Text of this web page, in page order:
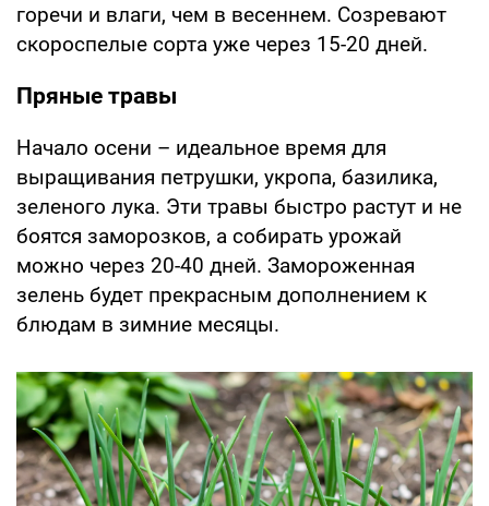
горечи и влаги, чем в весеннем. Созревают
скороспелые сорта уже через 15-20 дней.
Пряные травы
Начало осени – идеальное время для
выращивания петрушки, укропа, базилика,
зеленого лука. Эти травы быстро растут и не
боятся заморозков, а собирать урожай
можно через 20-40 дней. Замороженная
зелень будет прекрасным дополнением к
блюдам в зимние месяцы.